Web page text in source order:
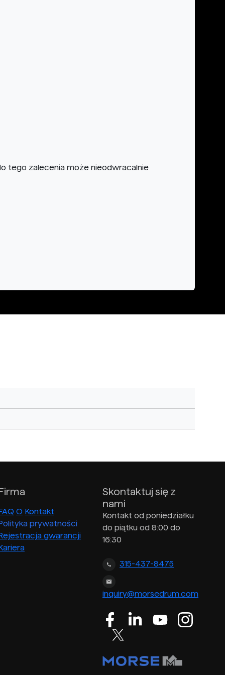
tego zalecenia może nieodwracalnie
O Kontakt
prywatności
gwarancji
Skontaktuj się z
nami
Kontakt od poniedziałku
do piątku od 8:00 do
16:30
315-437-8475
inquiry@morsedrum.com